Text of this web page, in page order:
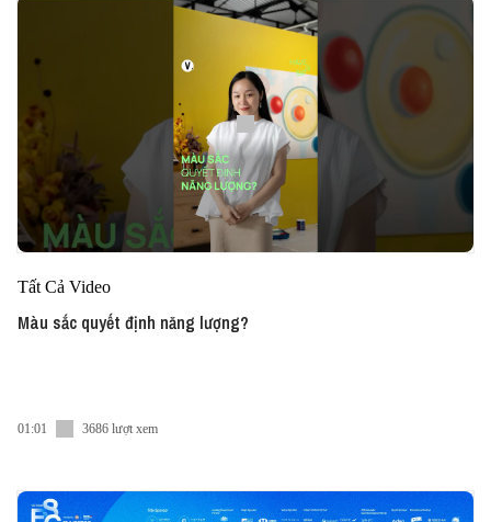
Tất Cả Video
Màu sắc quyết định năng lượng?
01:01 3686 lượt xem